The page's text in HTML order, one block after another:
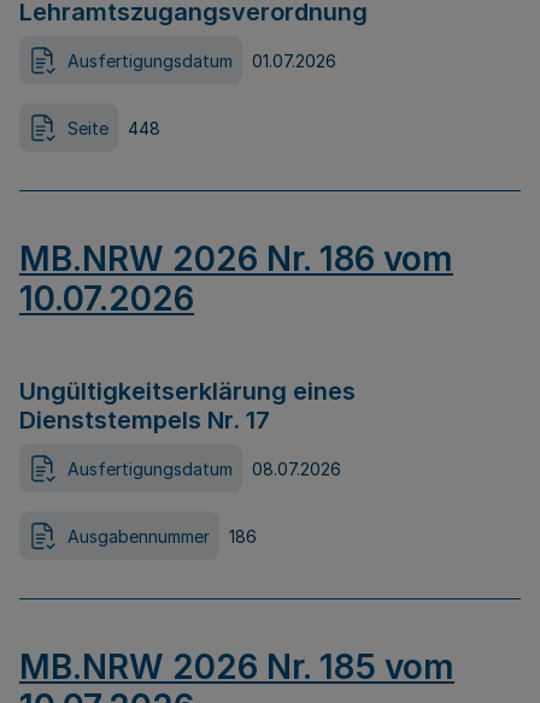
Lehramtszugangsverordnung
Ausfertigungsdatum 01.07.2026
Seite 448
MB.NRW 2026 Nr. 186 vom
10.07.2026
Ungültigkeitserklärung eines
Dienststempels Nr. 17
Ausfertigungsdatum 08.07.2026
Ausgabennummer 186
MB.NRW 2026 Nr. 185 vom